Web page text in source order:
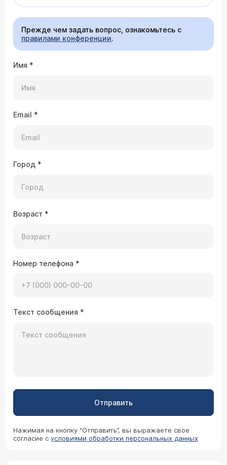
Прежде чем задать вопрос, ознакомьтесь с
правилами конференции.
Имя *
Email *
Город *
Возраст *
Номер телефона *
Текст сообщения *
Отправить
Нажимая на кнопку “Отправить”, вы выражаете свое
согласие с условиями обработки персональных данных